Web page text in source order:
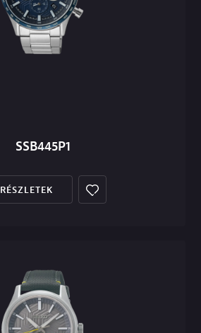
SSB445P1
RÉSZLETEK